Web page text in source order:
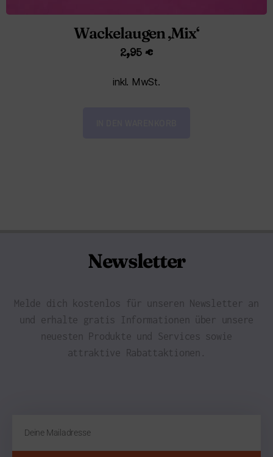
Wackelaugen ‚Mix‘
2,95 €
inkl. MwSt.
Newsletter
Melde dich kostenlos für unseren Newsletter an
und erhalte gratis Informationen über unsere
neuesten Produkte und Services sowie
attraktive Rabattaktionen.